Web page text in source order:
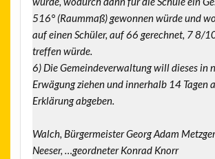
516° (Raummaß) gewonnen würde und
auf einen Schüler, auf 66 gerechnet, 7 8/
treffen würde.
6) Die Gemeindeverwaltung will dieses in
Erwägung ziehen und innerhalb 14 Tagen
Erklärung abgeben.
Walch, Bürgermeister Georg Adam Metzger
Neeser, …geordneter Konrad Knorr